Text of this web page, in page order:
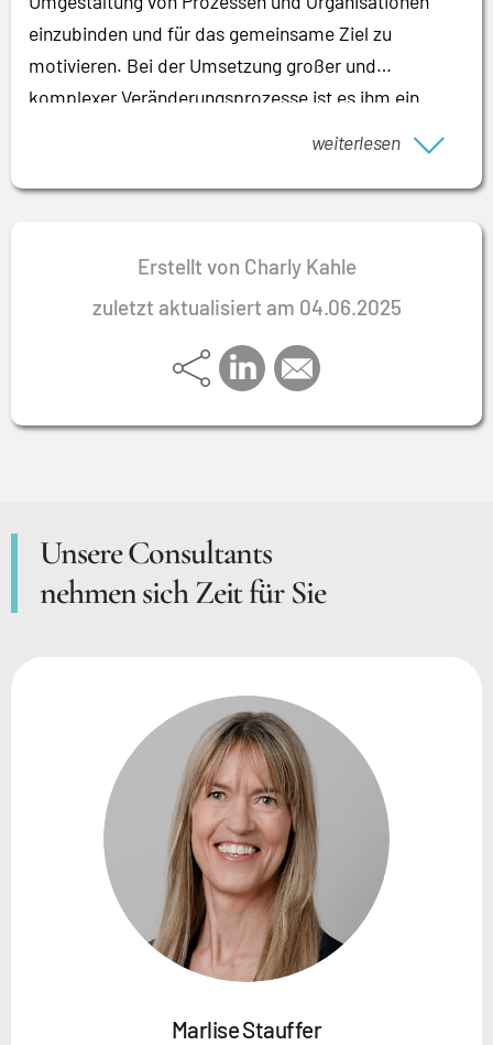
einzubinden und für das gemeinsame Ziel zu
motivieren. Bei der Umsetzung großer und
komplexer Veränderungsprozesse ist es ihm ein
Implementierungspartner einander näherzubringen,
zu motivieren und koordiniert zum Ergebnis zu
weiterlesen
Erstellt von Charly Kahle
zuletzt aktualisiert am 04.06.2025
Unsere Consultants
nehmen sich Zeit für Sie
Marlise Stauffer